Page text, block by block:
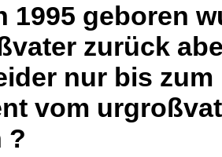
1995 geboren
zurück
nur bis
vom
?